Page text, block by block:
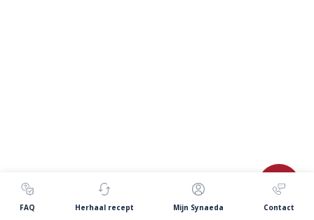
FAQ Herhaal recept Mijn Synaeda Contact